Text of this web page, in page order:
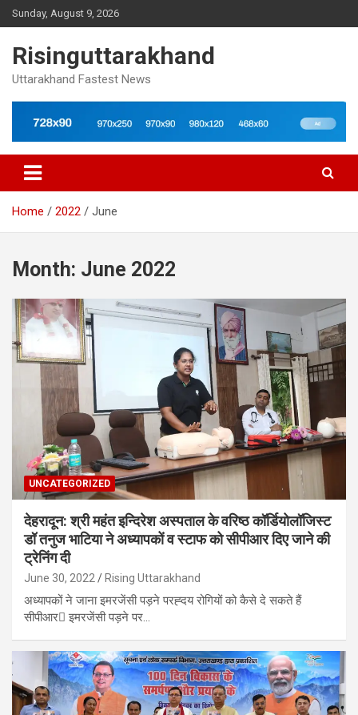
Skip
to
Sunday, August 9, 2026
Risinguttarakhand
Uttarakhand Fastest News
Home 2022 June
Month: June 2022
UNCATEGORIZED
देहरादून: श्री महंत इन्दिरेश अस्पताल के वरिष्ठ कॉर्डियोलॉजिस्ट
डॉ तनुज भाटिया ने अध्यापकों व स्टाफ को सीपीआर दिए जाने की
ट्रेनिंग दी
June 30, 2022 Rising Uttarakhand
अध्यापकों ने जाना इमरजेंसी पड़ने परह्दय रोगियों को कैसे दे सकते हैं
सीपीआर इमरजेंसी पड़ने पर…